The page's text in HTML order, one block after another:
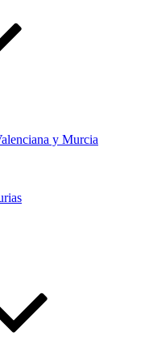
y Murcia